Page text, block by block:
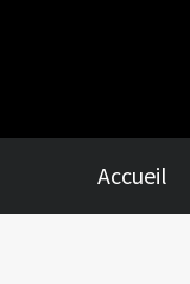
Accueil